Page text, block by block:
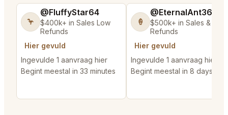
🦩
@FluffyStar64
$400k+ in Sales Low
Refunds
Hier gevuld
Ingevulde 1 aanvraag hier
Begint meestal in 33 minutes
🍦
@EternalAnt36
$500k+ in Sales & Low
Refunds
Hier gevuld
Ingevulde 1 aanvraag hier
Begint meestal in 8 days